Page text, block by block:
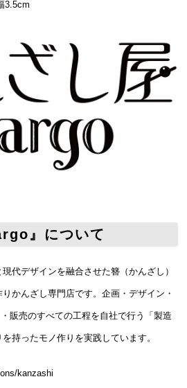
3.5cm
』について
代デザインを融合させた簪（かんざし）
かんざし専門店です。企画・デザイン・
販売のすべての工程を自社で行う「製造
持ったモノ作りを実践しています。
kanzashi